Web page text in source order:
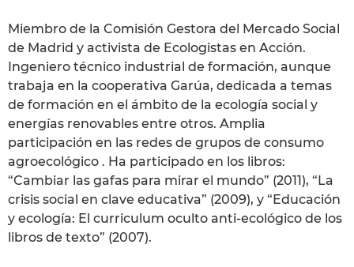
Miembro de la Comisión Gestora del Mercado Social
de Madrid y activista de Ecologistas en Acción.
Ingeniero técnico industrial de formación, aunque
trabaja en la cooperativa Garúa, dedicada a temas
de formación en el ámbito de la ecología social y
energías renovables entre otros. Amplia
participación en las redes de grupos de consumo
agroecológico . Ha participado en los libros:
“Cambiar las gafas para mirar el mundo” (2011), “La
crisis social en clave educativa” (2009), y “Educación
y ecología: El curriculum oculto anti-ecológico de los
libros de texto” (2007).